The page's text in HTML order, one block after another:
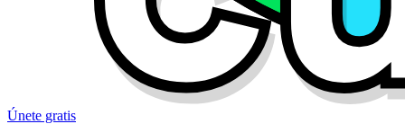
Únete gratis